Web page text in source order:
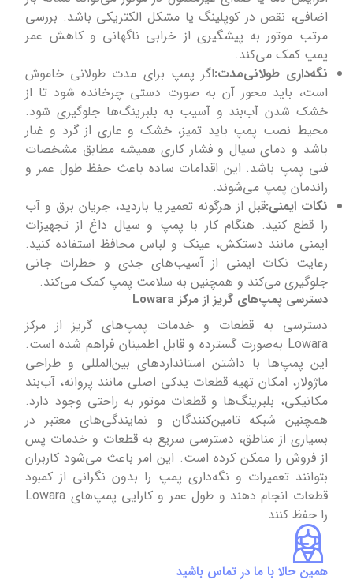
اضافی، نقص در کوپلینگ یا مشکل الکتریکی باشد. بررسی
مرتب موتور به پیشگیری از خرابی ناگهانی و کاهش عمر
پمپ کمک می‌کند.
نگه‌داری طولانی‌مدت:اگر پمپ برای مدت طولانی خاموش
است، باید محور آن به صورت دستی چرخانده شود تا از
خشک شدن آب‌بند و آسیب به بلبرینگ‌ها جلوگیری شود.
محیط نصب پمپ باید تمیز، خشک و عاری از گرد و غبار
باشد و دمای سیال و فشار کاری همیشه مطابق مشخصات
فنی پمپ باشد. این اقدامات ساده باعث حفظ طول عمر و
راندمان پمپ می‌شوند.
نکات ایمنی:قبل از هرگونه تعمیر یا بازدید، جریان برق و آب
را قطع کنید. هنگام کار با پمپ و سیال داغ از تجهیزات
ایمنی مانند دستکش، عینک و لباس محافظ استفاده کنید.
رعایت نکات ایمنی از آسیب‌های جدی و خطرات جانی
جلوگیری می‌کند و همچنین به سلامت پمپ کمک می‌کند.
دسترسی پمپ‌های گریز از مرکز Lowara
دسترسی به قطعات و خدمات پمپ‌های گریز از مرکز
Lowara به‌صورت گسترده و قابل اطمینان فراهم شده است.
این پمپ‌ها با داشتن استانداردهای بین‌المللی و طراحی
ماژولار، امکان تهیه قطعات یدکی اصلی مانند پروانه، آب‌بند
مکانیکی، بلبرینگ‌ها و قطعات موتور به راحتی وجود دارد.
همچنین شبکه تامین‌کنندگان و نمایندگی‌های معتبر در
بسیاری از مناطق، دسترسی سریع به قطعات و خدمات پس
از فروش را ممکن کرده است. این امر باعث می‌شود کاربران
بتوانند تعمیرات و نگه‌داری پمپ را بدون نگرانی از کمبود
قطعات انجام دهند و طول عمر و کارایی پمپ‌های Lowara
را حفظ کنند.
همین حالا با ما در تماس باشید